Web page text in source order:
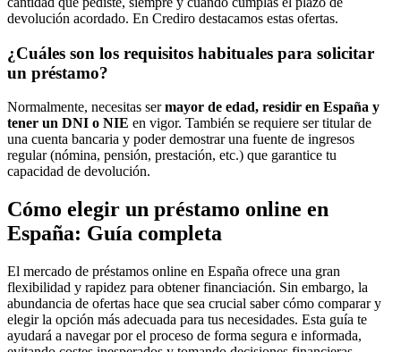
devolución acordado. En Crediro destacamos estas ofertas.
¿Cuáles son los requisitos habituales para solicitar
un préstamo?
Normalmente, necesitas sermayor de edad, residir en España y
tener un DNI o NIE en vigor. También se requiere ser titular de
una cuenta bancaria y poder demostrar una fuente de ingresos
regular (nómina, pensión, prestación, etc.) que garantice tu
capacidad de devolución.
Cómo elegir un préstamo online en
España: Guía completa
El mercado de préstamos online en España ofrece una gran
flexibilidad y rapidez para obtener financiación. Sin embargo, la
abundancia de ofertas hace que sea crucial saber cómo comparar y
elegir la opción más adecuada para tus necesidades. Esta guía te
ayudará a navegar por el proceso de forma segura e informada,